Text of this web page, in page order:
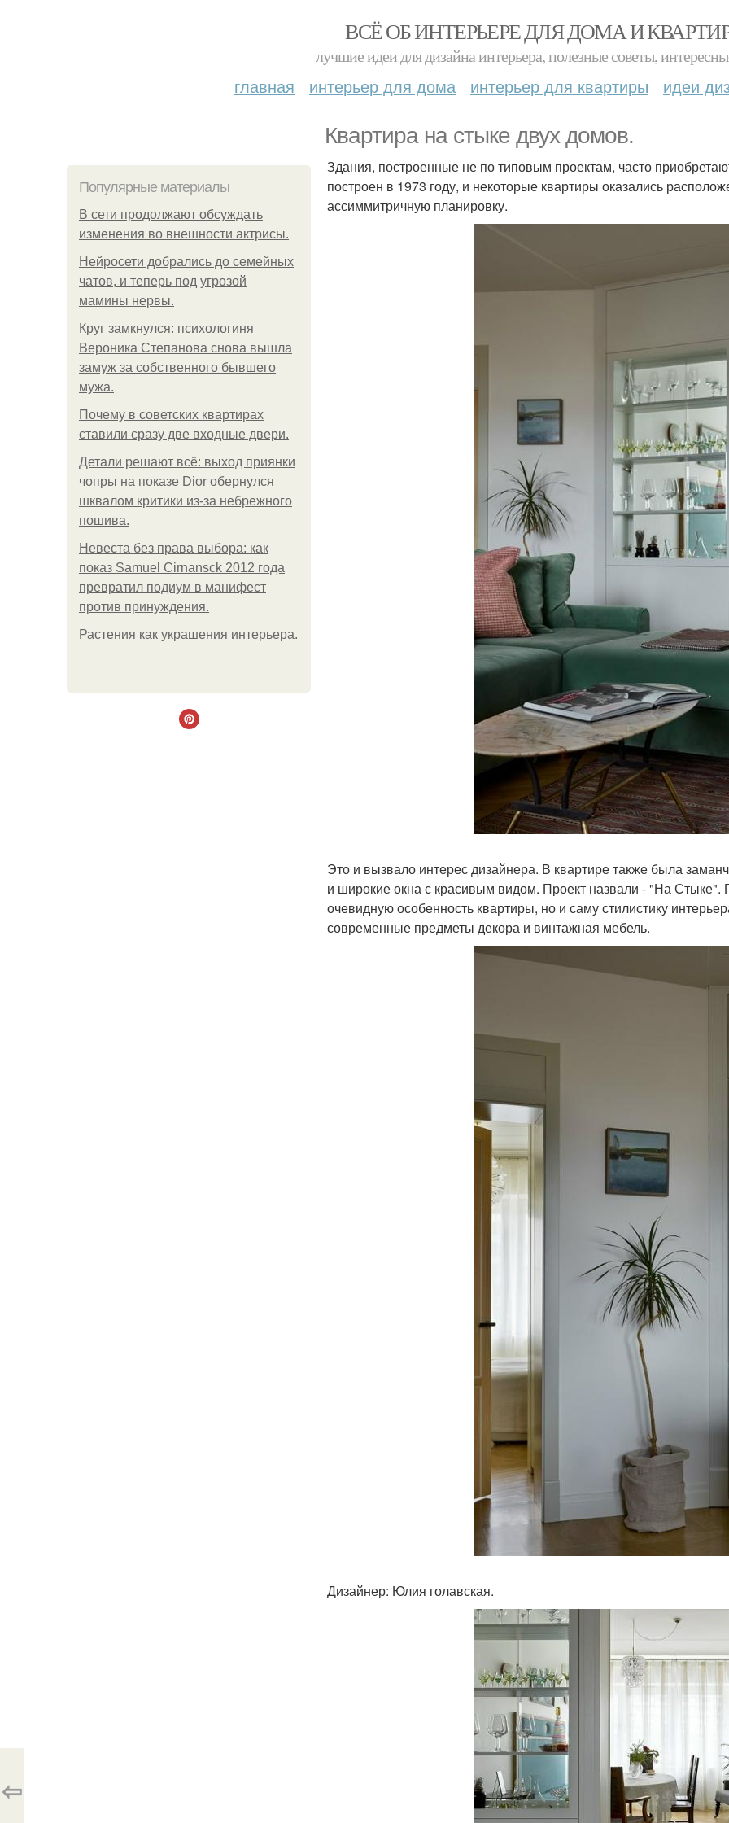
ВСЁ ОБ ИНТЕРЬЕРЕ ДЛЯ ДОМА И
лучшие идеи для дизайна интерьера, полезные советы,
главная интерьер для дома интерьер для квартиры идеи
Квартира на стыке двух домов.
Популярные материалы
В сети продолжают обсуждать
изменения во внешности актрисы.
Нейросети добрались до семейных
чатов, и теперь под угрозой
мамины нервы.
Круг замкнулся: психологиня
Вероника Степанова снова вышла
замуж за собственного бывшего
мужа.
Почему в советских квартирах
ставили сразу две входные двери.
Детали решают всё: выход приянки
чопры на показе Dior обернулся
шквалом критики из-за небрежного
пошива.
Невеста без права выбора: как
показ Samuel Cirnansck 2012 года
превратил подиум в манифест
против принуждения.
Растения как украшения интерьера.
Здания, построенные не по типовым проектам, часто
построен в 1973 году, и некоторые квартиры оказались
ассиммитричную планировку.
Это и вызвало интерес дизайнера. В квартире также была
и широкие окна с красивым видом. Проект назвали - "На Стыке".
очевидную особенность квартиры, но и саму стилистику
современные предметы декора и винтажная мебель.
Дизайнер: Юлия голавская.
⇦